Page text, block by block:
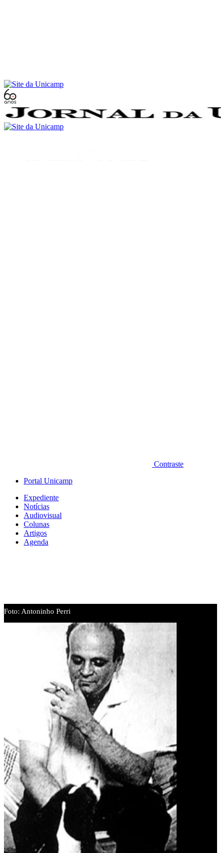
Contraste
Portal Unicamp
Expediente
Notícias
Audiovisual
Colunas
Artigos
Agenda
Foto: Antoninho Perri